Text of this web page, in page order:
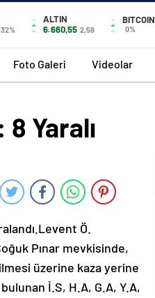
ALTIN
6.660,55 2,59
BITCOIN
0%
Foto Galeri Videolar
Yaralı
Ö.
Pınar mevkisinde,
üzerine kaza yerine
İ.S, H.A, G.A, Y.A,